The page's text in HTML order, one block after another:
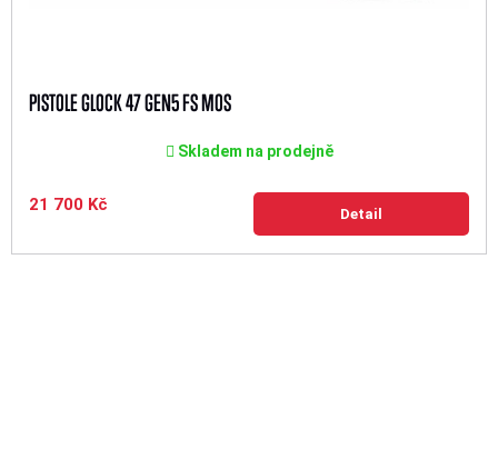
PISTOLE GLOCK 47 GEN5 FS MOS
Skladem na prodejně
21 700 Kč Detail